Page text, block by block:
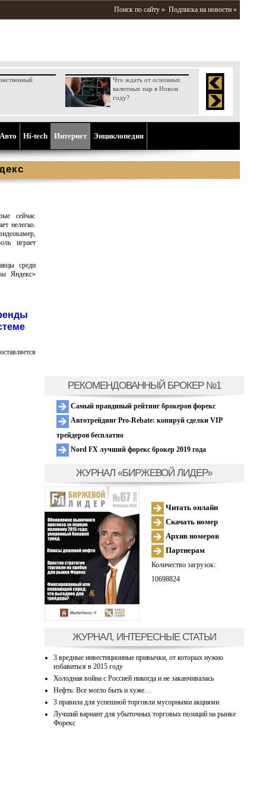
Поиск по сайту » Подписка на новости »
Что ждать от основных
валютных пар в Новом
году?
Aвто Hi-tech Интернет Энциклопедия
сейчас
нелегко.
играет
среди
Яндекс»
РЕКОМЕНДОВАННЫЙ БРОКЕР №1
Самый правдивый рейтинг брокеров форекс
Автотрейдинг Pro-Rebate: копируй сделки VIP
трейдеров бесплатно
Nord FX лучший форекс брокер 2019 года
ЖУРНАЛ «БИРЖЕВОЙ ЛИДЕР»
Читать онлайн
Скачать номер
Архив номеров
Партнерам
Количество загрузок:
10698824
ЖУРНАЛ, ИНТЕРЕСНЫЕ СТАТЬИ
3 вредные инвестиционные привычки, от которых нужно
избавиться в 2015 году
Холодная война с Россией никогда и не заканчивалась
Нефть: Все могло быть и хуже…
3 правила для успешной торговли мусорными акциями
Лучший вариант для убыточных торговых позиций на рынке
Форекс